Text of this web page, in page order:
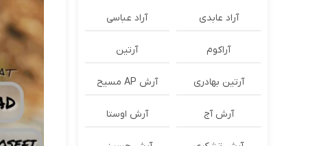
آراد عابدی آراد عباسی
آراکوم آرتین
آرتین بهادری آرش AP مسیح
آرش آج آرش اوستا